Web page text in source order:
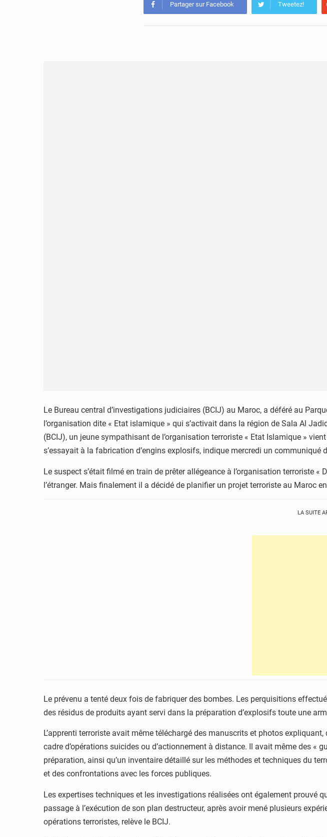
Partager sur Facebook Tweetez!
Le Bureau central d’investigations judiciaires (BCIJ) au Maroc, a déféré au
l’organisation dite « Etat islamique » qui s’activait dans la région de Sala Al
(BCIJ), un jeune sympathisant de l’organisation terroriste « Etat Islamique »
s’essayait à la fabrication d’engins explosifs, indique mercredi un communiqué
Le suspect s’était filmé en train de prêter allégeance à l’organisation terroriste
l’étranger. Mais finalement il a décidé de planifier un projet terroriste au Maroc
LA SUITE
Le prévenu a tenté deux fois de fabriquer des bombes. Les perquisitions
des résidus de produits ayant servi dans la préparation d’explosifs toute une
L’apprenti terroriste avait même téléchargé des manuscrits et photos
cadre d’opérations suicides ou d’actionnement à distance. Il avait même des
préparation, ainsi qu’un inventaire détaillé sur les méthodes et techniques du
et des confrontations avec les forces publiques.
Les expertises techniques et les investigations réalisées ont également prouvé
passage à l’exécution de son plan destructeur, après avoir mené plusieurs
opérations terroristes, relève le BCIJ.